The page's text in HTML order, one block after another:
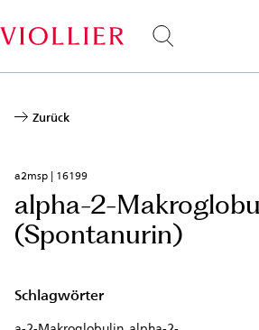
zum
Inhalt
Zurück
a2msp | 16199
alpha-2-
(Spontanurin)
Schlagwörter